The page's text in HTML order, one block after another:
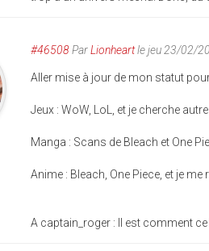
#46508ParLionheartle jeu 23/02/
Aller mise à jour de mon statut
Jeux : WoW, LoL, et je cherche
Manga : Scans de Bleach et One
Anime : Bleach, One Piece, et je
A captain_roger : Il est comment ce